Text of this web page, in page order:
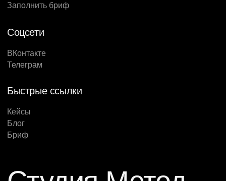
Заполнить бриф
Соцсети
ВКонтакте
Телеграм
Быстрые ссылки
Кейсы
Блог
Бриф